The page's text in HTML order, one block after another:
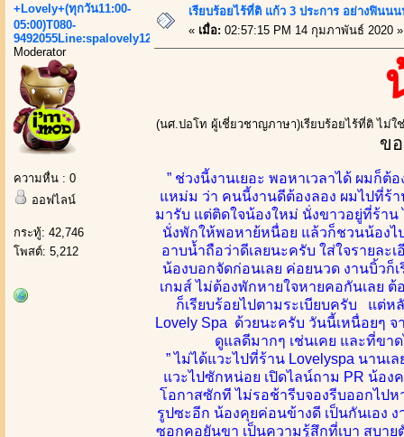
+Lovely+(ทุกวัน11:00-
05:00)T080-
9492055Line:spalovely123
Moderator
ความหื่น : 0
ออฟไลน์
กระทู้: 42,746
โพสต์: 5,212
เรียบร้อยไร้ที่ติ แก้ว 3 ประการ อย่างฟินน
« เมื่อ: 02:57:15 PM 14 กุมภาพันธ์ 2020 »
(นศ.ปอโท ผู้เชี่ยวชาญภาษา)เรียบร้อยไร้ที่ติ ไม่
ข
” ช่วงนี้งานเยอะ พอหาเวลาได้ ผมก็
แหม่ม ว่า คนนี้งานดีต้องลอง ผมไปที่ร้
มารับ แต่ติดใจน้องใหม่ นั่งขาวอยู่ที่ร้า
นั่งพักให้พอหาย้หนื่อย แล้วก็ชวนน้อง
อาบน้ำถือว่าดีเลยนะครับ ใส่ใจรายล
น้องบอกจัดก่อนเลย ค่อยนวด งานบิ้วก็
เกมส์ ไม่ต้องพักหายใจหายคอกันเลย
ก็เรียบร้อยไปตามระเบียบครับ แต่
Lovely Spa ด้วยนะครับ วันนี้เหนื่อยๆ
ดูแลดีมากๆ เช่นเคย และที่ขา
” ไม่ได้แวะไปที่ร้าน Lovelyspa นาน
แวะไปซักหน่อย เปิดไลน์ถาม PR น้อ
โอกาสซักที ไม่รอช้ารีบจองรีบออกไปห
รูปซะอีก น้องคุยค่อนข้างดี เป็นกันเอง
ซอกคอยันขา เป็นความรู้สึกที่เบา สบา